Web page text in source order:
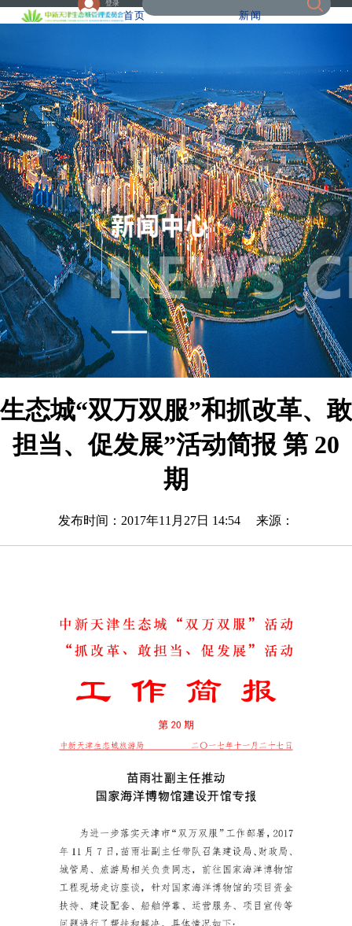
登录
首页 新闻
生态城“双万双服”和抓改革、敢
担当、促发展”活动简报 第 20
期
发布时间：2017年11月27日 14:54 来源：